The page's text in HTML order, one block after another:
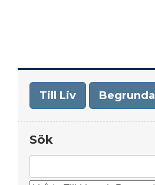
Till Liv Begrunda
Sök
for: